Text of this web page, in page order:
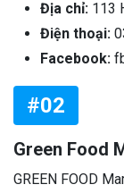
Địa chỉ: 113
Điện thoại:
Facebook:
#02
Green Food
GREEN FOOD